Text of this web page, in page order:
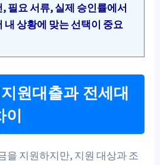
필요 서류, 실제 승인률에서
내 상황에 맞는 선택이 중요
원대출과 전세대
이
을 지원하지만, 지원 대상과 조